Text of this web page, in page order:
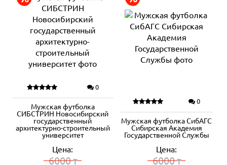
0
Мужская футболка
СИБСТРИН Новосибирский
государственный
архитектурно-строительный
университет
Цена:
6000₸
0
Мужская футболка СибАГС
Сибирская Академия
Государственной Службы
Цена:
6000₸